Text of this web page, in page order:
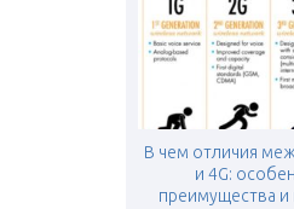
В чем отличия
и 4G:
преимущества и